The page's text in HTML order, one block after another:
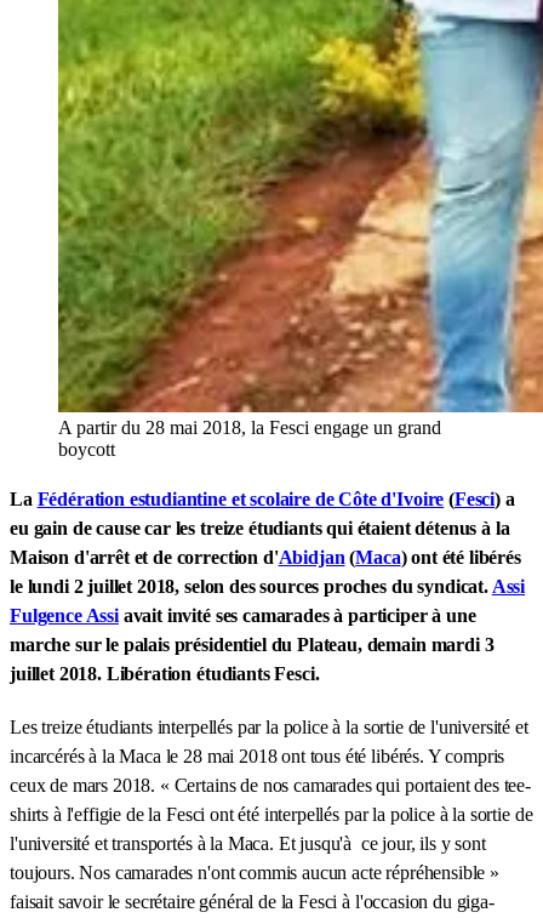
A partir du 28 mai 2018, la Fesci engage un grand
boycott
La Fédération estudiantine et scolaire de Côte d'Ivoire (Fesci) a
eu gain de cause car les treize étudiants qui étaient détenus à la
Maison d'arrêt et de correction d'Abidjan (Maca) ont été libérés
le lundi 2 juillet 2018, selon des sources proches du syndicat. Assi
Fulgence Assiavait invité ses camarades à participer à une
marche sur le palais présidentiel du Plateau, demain mardi 3
juillet 2018. Libération étudiants Fesci.
Les treize étudiants interpellés par la police à la sortie de l'université et
incarcérés à la Maca le 28 mai 2018 ont tous été libérés. Y compris
ceux de mars 2018. « Certains de nos camarades qui portaient des tee-
shirts à l'effigie de la Fesci ont été interpellés par la police à la sortie de
l'université et transportés à la Maca. Et jusqu'à ce jour, ils y sont
toujours. Nos camarades n'ont commis aucun acte répréhensible »
faisait savoir le secrétaire général de la Fesci à l'occasion du giga-